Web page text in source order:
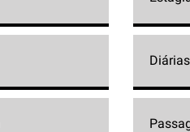
Diárias